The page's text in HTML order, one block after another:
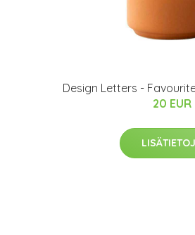
​Design Letters -
20 EUR